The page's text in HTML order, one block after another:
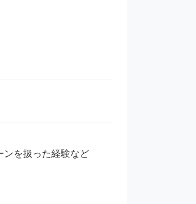
を扱った経験など